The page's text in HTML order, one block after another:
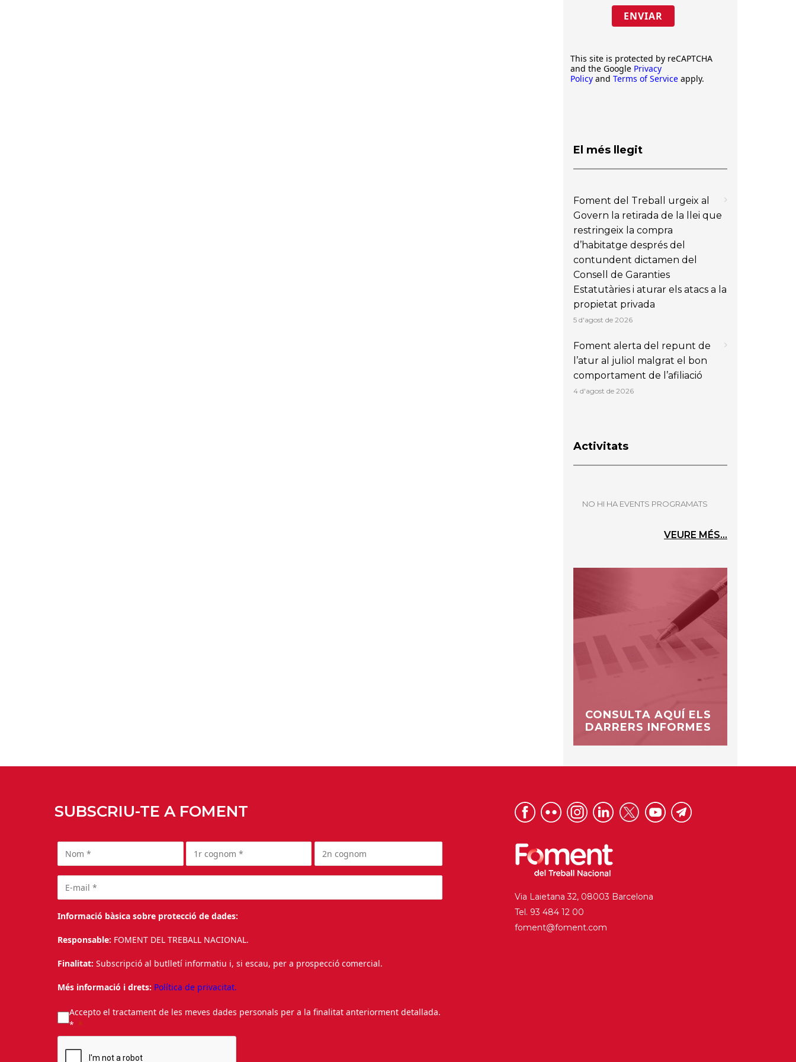
ENVIAR
This site is protected by reCAPTCHA
and the Google Privacy
Policy and Terms of Service apply.
El més llegit
Foment del Treball urgeix al
Govern la retirada de la llei que
restringeix la compra
d’habitatge després del
contundent dictamen del
Consell de Garanties
Estatutàries i aturar els atacs a la
propietat privada
5 d'agost de 2026
Foment alerta del repunt de
l’atur al juliol malgrat el bon
comportament de l’afiliació
4 d'agost de 2026
Activitats
NO HI HA EVENTS PROGRAMATS
VEURE MÉS...
CONSULTA AQUÍ ELS
DARRERS INFORMES
SUBSCRIU-TE A FOMENT
Informació bàsica sobre protecció de dades:
Responsable: FOMENT DEL TREBALL NACIONAL.
Finalitat: Subscripció al butlletí informatiu i, si escau, per a prospecció comercial.
Més informació i drets: Política de privacitat.
Accepto el tractament de les meves dades personals per a la finalitat anteriorment detallada.
*
Via Laietana 32, 08003 Barcelona
Tel. 93 484 12 00
foment@foment.com